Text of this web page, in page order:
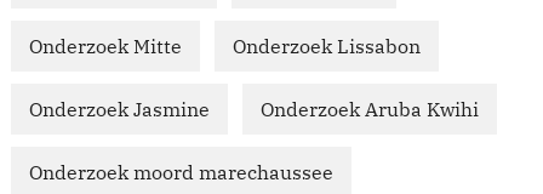
Onderzoek Mitte Onderzoek Lissabon
Onderzoek Jasmine Onderzoek Aruba Kwihi
Onderzoek moord marechaussee